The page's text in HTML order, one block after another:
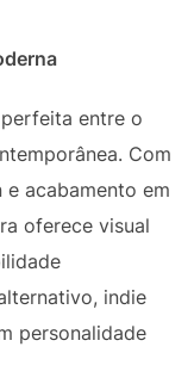
entre o
Com
acabamento em
oferece visual
indie
personalidade